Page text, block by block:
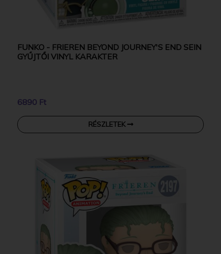
FUNKO - FRIEREN BEYOND JOURNEY'S END SEIN
GYŰJTŐI VINYL KARAKTER
6890 Ft
RÉSZLETEK